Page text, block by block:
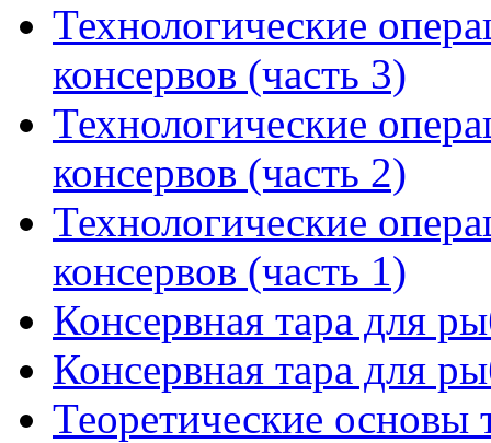
Технологические
консервов (часть 3)
Технологические
консервов (часть 2)
Технологические
консервов (часть 1)
Консервная тара для
Консервная тара для
Теоретические